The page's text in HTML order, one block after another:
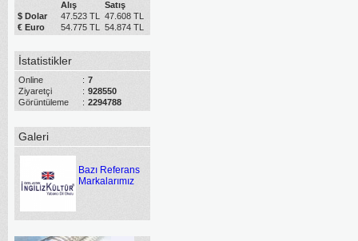
Alış
Satış
$ Dolar
47.523 TL
47.608 TL
€ Euro
54.775 TL 54.874 TL
İstatistikler
Online : 7
Ziyaretçi
: 928550
Görüntüleme
: 2294788
Galeri
Bazı Referans
Markalarımız